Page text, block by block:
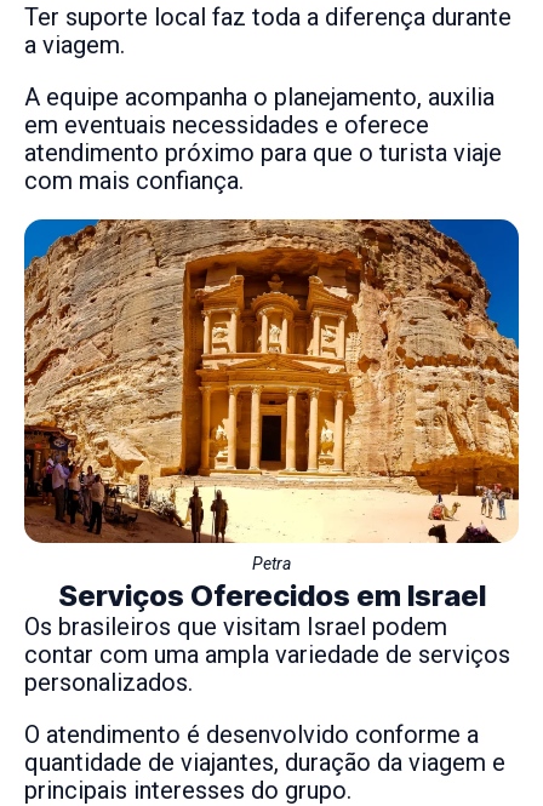
Ter suporte local faz toda a diferença durante
a viagem.
A equipe acompanha o planejamento, auxilia
em eventuais necessidades e oferece
atendimento próximo para que o turista viaje
com mais confiança.
Petra
Serviços Oferecidos em Israel
Os brasileiros que visitam Israel podem
contar com uma ampla variedade de serviços
personalizados.
O atendimento é desenvolvido conforme a
quantidade de viajantes, duração da viagem e
principais interesses do grupo.